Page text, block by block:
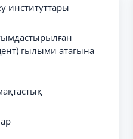
институттары
ғылыми атағына